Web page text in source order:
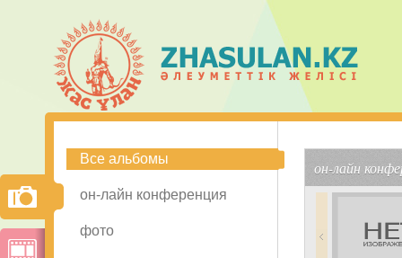
Все альбомы
он-лайн конференция
фото
он-лайн